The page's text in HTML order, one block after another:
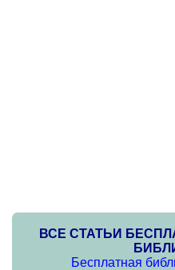
ВСЕ СТАТЬИ
Бесплатная